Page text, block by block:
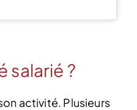
salarié ?
activité. Plusieurs